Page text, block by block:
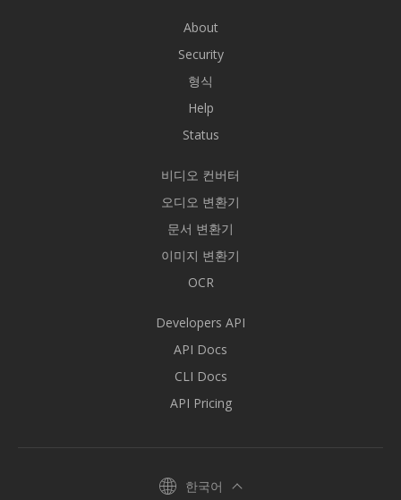
About
Security
형식
Help
Status
비디오 컨버터
오디오 변환기
문서 변환기
이미지 변환기
OCR
Developers API
API Docs
CLI Docs
API Pricing
한국어